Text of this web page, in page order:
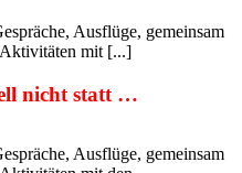
Ausflüge, gemeinsam
Aktivitäten mit [...]
nicht statt …
Ausflüge, gemeinsam